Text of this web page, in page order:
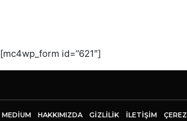
[mc4wp_form id=”621″]
MEDIUM HAKKIMIZDA GİZLİLİK İLETIŞIM